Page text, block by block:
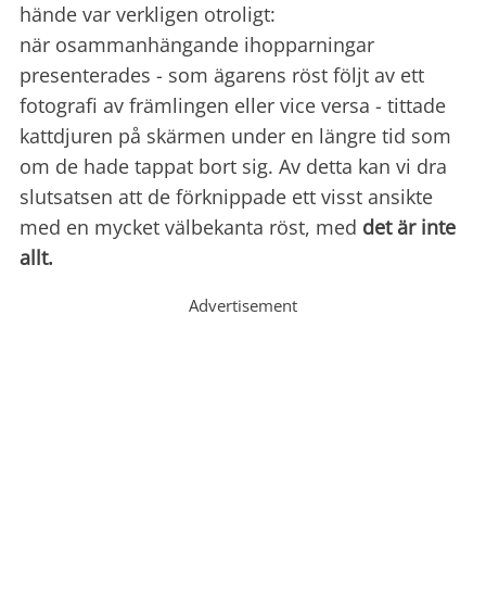
hände var verkligen otroligt: ​​
när osammanhängande ihopparningar
presenterades - som ägarens röst följt av ett
fotografi av främlingen eller vice versa - tittade
kattdjuren på skärmen under en längre tid som
om de hade tappat bort sig. Av detta kan vi dra
slutsatsen att de förknippade ett visst ansikte
med en mycket välbekanta röst, med det är inte
allt.
Advertisement